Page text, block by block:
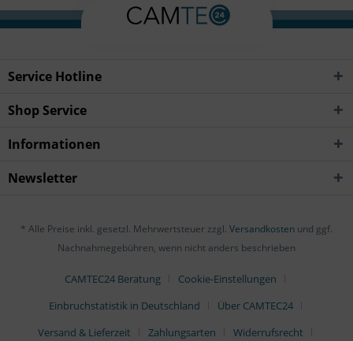
Service Hotline
Shop Service
Informationen
Newsletter
* Alle Preise inkl. gesetzl. Mehrwertsteuer zzgl. Versandkosten und ggf.
Nachnahmegebühren, wenn nicht anders beschrieben
CAMTEC24 Beratung
Cookie-Einstellungen
Einbruchstatistik in Deutschland
Über CAMTEC24
Versand & Lieferzeit
Zahlungsarten Widerrufsrecht